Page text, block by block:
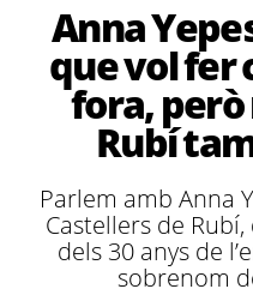
Anna
que vol fer
fora, però
Rubí
Parlem amb Anna
Castellers de
dels 30 anys de
sobrenom